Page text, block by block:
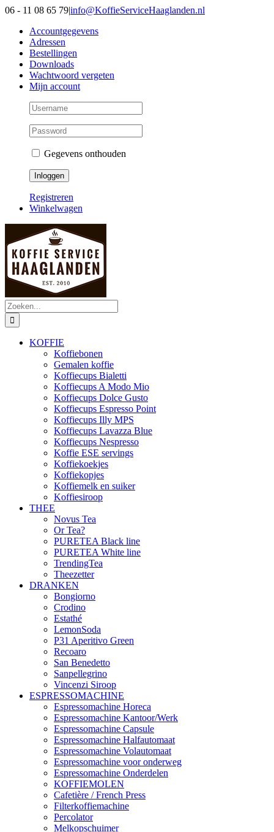
Ga
inhoud
06 - 11 08 65 79|info@KoffieServiceHaaglanden.nl
Accountgegevens
Adressen
Bestellingen
Downloads
Wachtwoord vergeten
Mijn account
Gegevens onthouden
Registreren
Winkelwagen
Zoeken
naar:
KOFFIE
Koffiebonen
Gemalen koffie
Koffiecups Bialetti
Koffiecups A Modo Mio
Koffiecups Dolce Gusto
Koffiecups Espresso Point
Koffiecups Illy MPS
Koffiecups Lavazza Blue
Koffiecups Nespresso
Koffie ESE servings
Koffiekoekjes
Koffiekopjes
Koffiemelk en suiker
Koffiesiroop
THEE
Novus Tea
Or Tea?
PURETEA Black line
PURETEA White line
TrendingTea
Theezetter
DRANKEN
Bongiorno
Crodino
Estathé
LemonSoda
P31 Aperitivo Green
Recoaro
San Benedetto
Sanpellegrino
Vincenzi Siroop
ESPRESSOMACHINE
Espressomachine Horeca
Espressomachine Kantoor/Werk
Espressomachine Capsule
Espressomachine Halfautomaat
Espressomachine Volautomaat
Espressomachine voor onderweg
Espressomachine Onderdelen
KOFFIEMOLEN
Cafetière / French Press
Filterkoffiemachine
Percolator
Melkopschuimer